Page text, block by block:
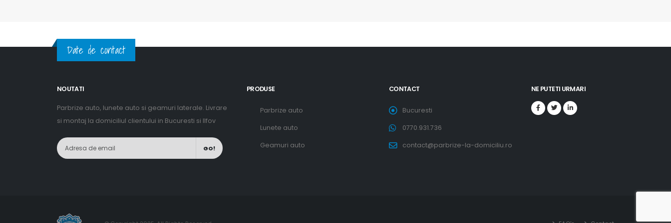
Date de contact
NOUTATI
Parbrize auto, lunete auto si geamuri laterale. Livrare
si montaj la domiciliul clientului in Bucuresti si Ilfov
GO!
PRODUSE
Parbrize auto
Lunete auto
Geamuri auto
CONTACT
Bucuresti
0770.931.736
contact@parbrize-la-domiciliu.ro
NE PUTETI URMARI